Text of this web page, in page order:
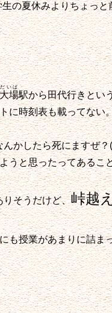
の夏休みよりちょっと
大場
だいば
駅から田代行きとい
に時刻表も載ってない
かしたら死にますぜ？
うと思ったってあるこ
りそうだけど、峠越
も授業があまりに詰ま